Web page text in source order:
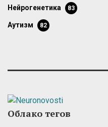
нейрогенетика 83
аутизм 82
Облако тегов